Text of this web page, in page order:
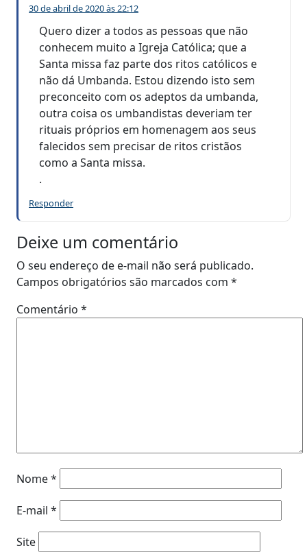
30 de abril de 2020 às 22:12
Quero dizer a todos as pessoas que não
conhecem muito a Igreja Católica; que a
Santa missa faz parte dos ritos católicos e
não dá Umbanda. Estou dizendo isto sem
preconceito com os adeptos da umbanda,
outra coisa os umbandistas deveriam ter
rituais próprios em homenagem aos seus
falecidos sem precisar de ritos cristãos
como a Santa missa.
.
Responder
Deixe um comentário
O seu endereço de e-mail não será publicado.
Campos obrigatórios são marcados com *
Comentário *
Nome*
E-mail *
Site